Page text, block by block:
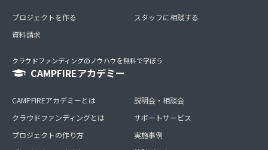
プロジェクトを作る
資料請求
スタッフに相談する
クラウドファンディングのノウハウを無料で学ぼう
CAMPFIREアカデミー
CAMPFIREアカデミーとは
クラウドファンディングとは
プロジェクトの作り方
説明会・相談会
サポートサービス
実施事例